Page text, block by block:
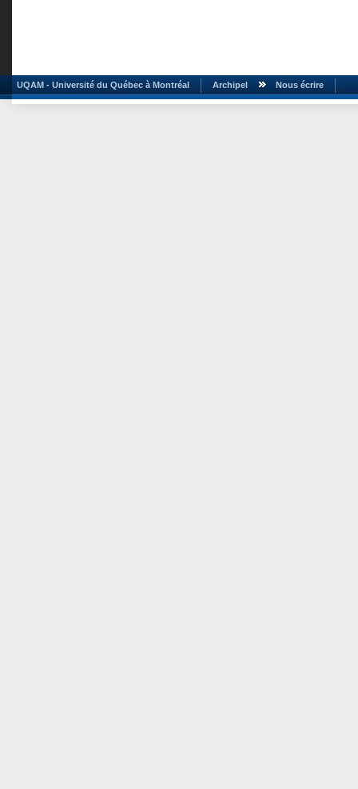
UQAM - Université du Québec à Montréal Archipel Nous écrire